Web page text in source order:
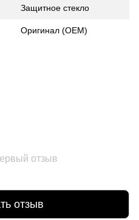
Защитное стекло
Оригинал (ОЕМ)
отзыв
отзыв